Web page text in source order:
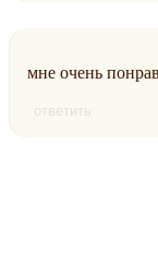
мне очень
ответить